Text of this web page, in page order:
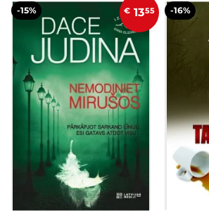
-15% € 1355 -16%